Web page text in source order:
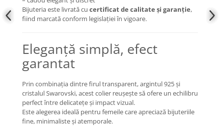
Bijuteria este livrată cu certificat de calitate și garanție,
fiind marcată conform legislației în vigoare.
Eleganță simplă, efect
garantat
Prin combinația dintre firul transparent, argintul 925 și
cristalul Swarovski, acest colier reușește să ofere un echilibru
perfect între delicatețe și impact vizual.
Este alegerea ideală pentru femeile care apreciază bijuteriile
fine, minimaliste și atemporale.